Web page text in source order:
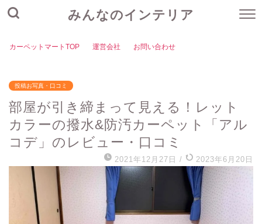
みんなのインテリア
カーペットマートTOP 運営会社 お問い合わせ
投稿お写真・口コミ
部屋が引き締まって見える！レット
カラーの撥水&防汚カーペット「アル
コデ」のレビュー・口コミ
2021年12月27日 / 2023年6月20日